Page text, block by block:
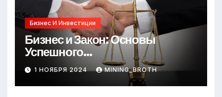
Бизнес И Инвестиции
Бизнес и Закон: Основы
Успешного
Предпринимательства
1 НОЯБРЯ 2024 MINING_BROTH